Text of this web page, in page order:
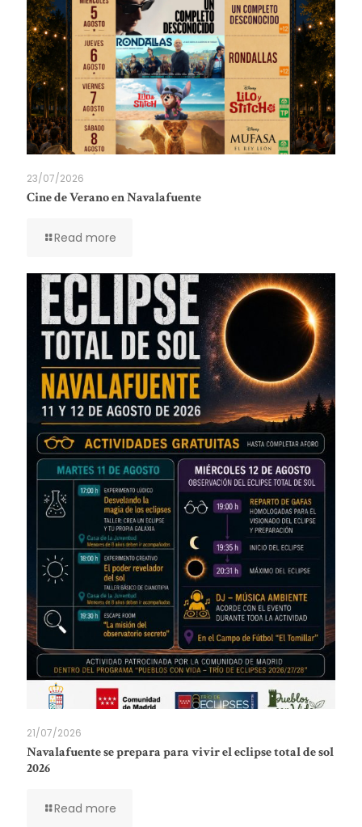
23/07/2026
Cine de Verano en Navalafuente
Read more
21/07/2026
Navalafuente se prepara para vivir el eclipse total de sol
2026
Read more